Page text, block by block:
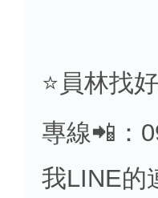
⭐️員林找
專線📲：
我LINE的